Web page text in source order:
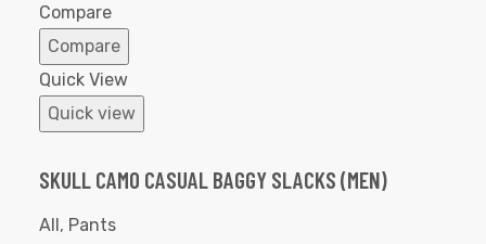
Compare
Compare
Quick View
Quick view
SKULL CAMO CASUAL BAGGY SLACKS (MEN)
All, Pants